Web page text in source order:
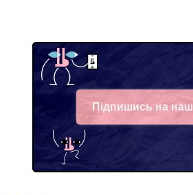
Підпишись на наш
Telegram